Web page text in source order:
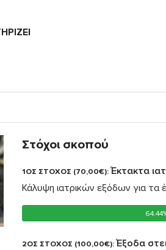
Στόχοι σκοπού
1ΟΣ ΣΤΟΧΟΣ (70,00€):Έκτακτα
Κάλυψη ιατρικών εξόδων για τα
2ΟΣ ΣΤΟΧΟΣ (100,00€):Έξοδα